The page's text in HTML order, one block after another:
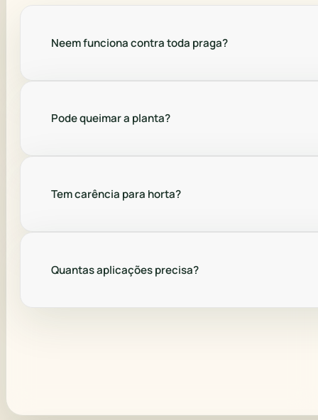
Neem funciona contra toda praga?
Pode queimar a planta?
Tem carência para horta?
Quantas aplicações precisa?